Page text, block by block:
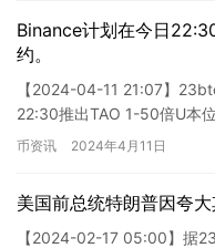
Binance计划在今日
约。
【2024-04-11 21:07】
22:30推出TAO 1-50倍U本
Binance作为加密货币…
币资讯 2024年4月11日
美国前总统特朗普因夸
【2024-02-17 05:00】据